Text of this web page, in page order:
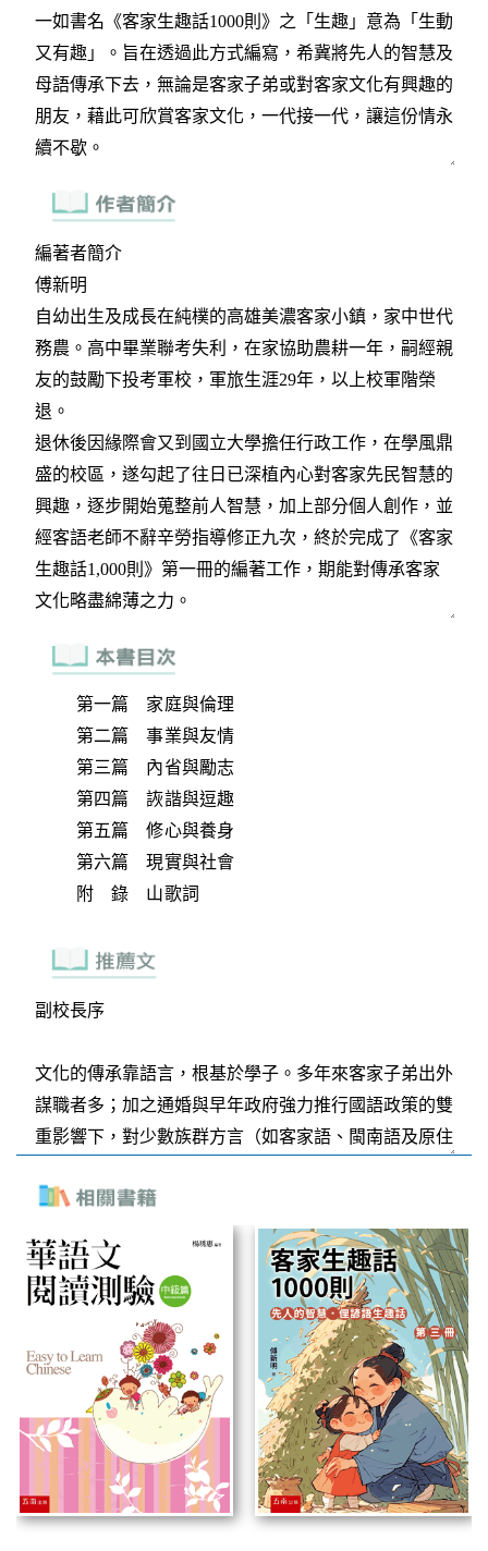
第一篇 家庭與倫理
第二篇 事業與友情
第三篇 內省與勵志
第四篇 詼諧與逗趣
第五篇 修心與養身
第六篇 現實與社會
附 錄 山歌詞